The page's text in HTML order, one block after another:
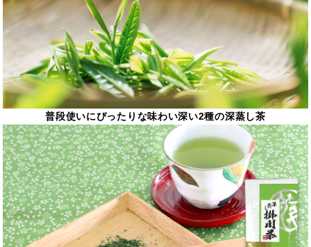
普段使いにぴったりな味わい深い2種の深蒸し茶